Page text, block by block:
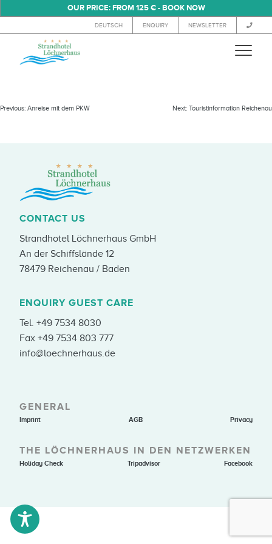
OUR PRICE: FROM 125 € - BOOK NOW
DEUTSCH ENQUIRY NEWSLETTER
Previous: Anreise mit dem PKW Next: Touristinformation Reichenau
CONTACT US
Strandhotel Löchnerhaus GmbH
An der Schiffslände 12
78479 Reichenau / Baden
ENQUIRY GUEST CARE
Tel. +49 7534 8030
Fax +49 7534 803 777
info@loechnerhaus.de
GENERAL
Imprint AGB Privacy
THE LÖCHNERHAUS IN DEN NETZWERKEN
Holiday Check Tripadvisor Facebook